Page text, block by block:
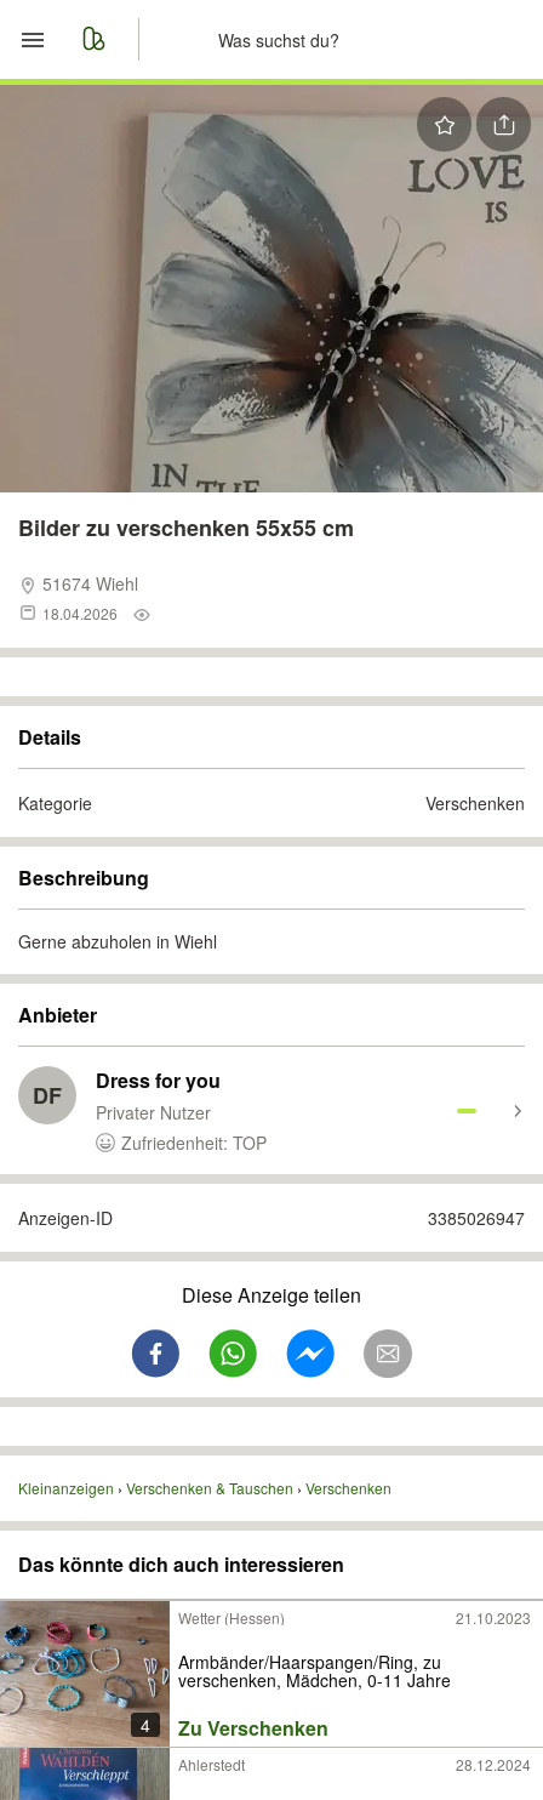
Merkliste
Nachrichten
Anzeige aufgeben
Bilder zu verschenken 55x55 cm
51674 Wiehl
18.04.2026
Details
Kategorie Verschenken
Beschreibung
Gerne abzuholen in Wiehl
Anbieter
DF Dress for you
Privater Nutzer
Zufriedenheit: TOP
Anzeigen-ID 3385026947
Diese Anzeige teilen
Kleinanzeigen Verschenken & Tauschen Verschenken
Das könnte dich auch interessieren
4
Wetter (Hessen) 21.10.2023
Armbänder/Haarspangen/Ring, zu
verschenken, Mädchen, 0-11 Jahre
Zu Verschenken
Ahlerstedt 28.12.2024